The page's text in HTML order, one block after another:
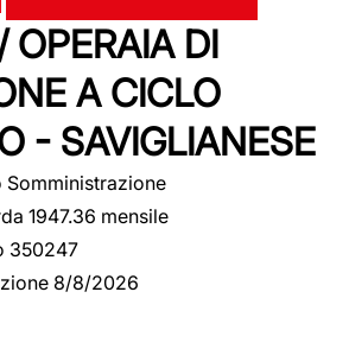
OPERAIA DI
A CICLO
- SAVIGLIANESE
Somministrazione
1947.36 mensile
350247
8/8/2026